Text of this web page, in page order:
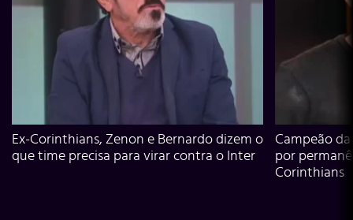
Ex-Corinthians, Zenon e Bernardo dizem o
que time precisa para virar contra o Inter
Campeão
por
Corinthians